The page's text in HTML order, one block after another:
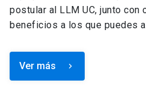
postular al LLM UC, junto con
beneficios a los que puedes
Ver más keyboard_arrow_right